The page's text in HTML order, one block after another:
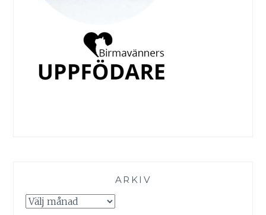
ARKIV
Arkiv